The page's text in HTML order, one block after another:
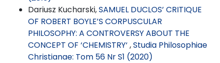
Dariusz Kucharski,SAMUEL DUCLOS’ CRITIQUE
OF ROBERT BOYLE’S CORPUSCULAR
PHILOSOPHY: A CONTROVERSY ABOUT THE
CONCEPT OF ‘CHEMISTRY‘ ,Studia Philosophiae
Christianae: Tom 56 Nr S1 (2020)